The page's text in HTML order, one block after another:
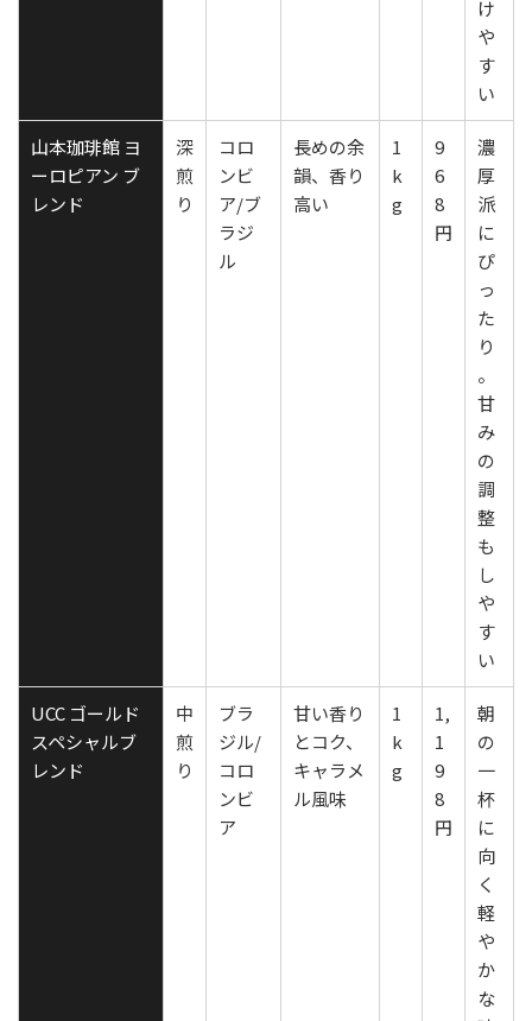
け
や
す
い
山本珈琲館 ヨ
ーロピアン ブ
レンド
深
煎
り
コロ
ンビ
ア/ブ
ラジ
ル
長めの余
韻、香り
高い
1
k
g
9
6
8
円
濃
厚
派
に
ぴ
っ
た
り
。
甘
み
の
調
整
も
し
や
す
い
UCC ゴールド
スペシャルブ
レンド
中
煎
り
ブラ
ジル/
コロ
ンビ
ア
甘い香り
とコク、
キャラメ
ル風味
1
k
g
1,
1
9
8
円
朝
の
一
杯
に
向
く
軽
や
か
な